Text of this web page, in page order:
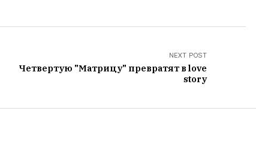
NEXT POST
Четвертую "Матрицу" превратят в love
story